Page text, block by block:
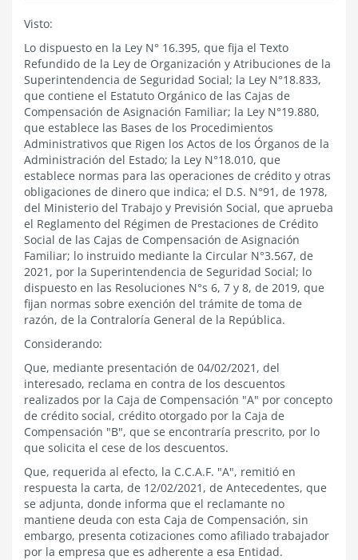
Visto:
Lo dispuesto en la Ley N° 16.395, que fija el Texto
Refundido de la Ley de Organización y Atribuciones de la
Superintendencia de Seguridad Social; la Ley N°18.833,
que contiene el Estatuto Orgánico de las Cajas de
Compensación de Asignación Familiar; la Ley N°19.880,
que establece las Bases de los Procedimientos
Administrativos que Rigen los Actos de los Órganos de la
Administración del Estado; la Ley N°18.010, que
establece normas para las operaciones de crédito y otras
obligaciones de dinero que indica; el D.S. N°91, de 1978,
del Ministerio del Trabajo y Previsión Social, que aprueba
el Reglamento del Régimen de Prestaciones de Crédito
Social de las Cajas de Compensación de Asignación
Familiar; lo instruido mediante la Circular N°3.567, de
2021, por la Superintendencia de Seguridad Social; lo
dispuesto en las Resoluciones N°s 6, 7 y 8, de 2019, que
fijan normas sobre exención del trámite de toma de
razón, de la Contraloría General de la República.
Considerando:
Que, mediante presentación de 04/02/2021, del
interesado, reclama en contra de los descuentos
realizados por la Caja de Compensación "A" por concepto
de crédito social, crédito otorgado por la Caja de
Compensación "B", que se encontraría prescrito, por lo
que solicita el cese de los descuentos.
Que, requerida al efecto, la C.C.A.F. "A", remitió en
respuesta la carta, de 12/02/2021, de Antecedentes, que
se adjunta, donde informa que el reclamante no
mantiene deuda con esta Caja de Compensación, sin
embargo, presenta cotizaciones como afiliado trabajador
por la empresa que es adherente a esa Entidad.